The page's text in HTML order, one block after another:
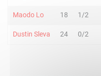
Maodo Lo 18 1/2
Dustin Sleva 24 0/2